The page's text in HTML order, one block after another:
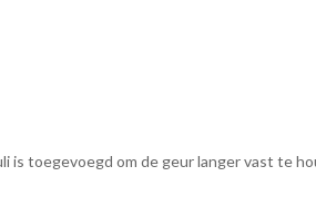
toegevoegd om de geur langer vast te